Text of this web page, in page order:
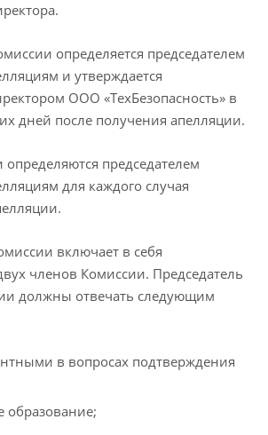
определяется председателем
и утверждается
ООО «ТехБезопасность» в
дней после получения апелляции.
председателем
для каждого случая
включает в себя
членов Комиссии. Председатель
должны отвечать следующим
в вопросах подтверждения
образование;